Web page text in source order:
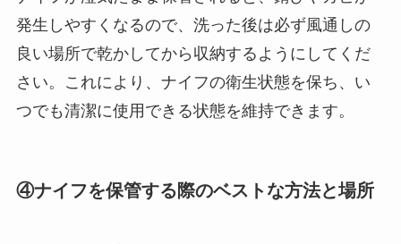
発生しやすくなるので、洗った後は必ず風通しの
良い場所で乾かしてから収納するようにしてくだ
さい。これにより、ナイフの衛生状態を保ち、い
つでも清潔に使用できる状態を維持できます。
④ナイフを保管する際のベストな方法と場所